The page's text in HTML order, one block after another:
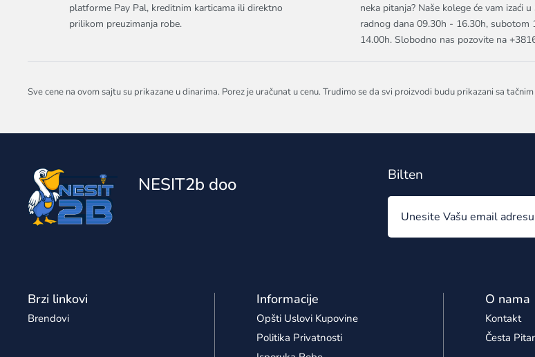
platforme Pay Pal, kreditnim karticama ili direktno
prilikom preuzimanja robe.
neka pitanja? Naše kolege će vam izaći
radnog dana 09.30h - 16.30h, subotom
14.00h. Slobodno nas pozovite na
Sve cene na ovom sajtu su prikazane u dinarima. Porez je uračunat u cenu. Trudimo se da svi proizvodi budu prikazani sa
NESIT2b doo Bilten
Brzi linkovi
Brendovi
Informacije
Opšti Uslovi Kupovine
Politika Privatnosti
O nama
Kontakt
Česta